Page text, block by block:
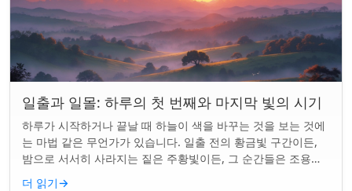
일출과 일몰: 하루의 첫 번째와 마지막 빛의 시기
하루가 시작하거나 끝날 때 하늘이 색을 바꾸는 것을 보는 것에
는 마법 같은 무언가가 있습니다. 일출 전의 황금빛 구간이든,
밤으로 서서히 사라지는 짙은 주황빛이든, 그 순간들은 조용한
경이로움으로 우리의 하루를 시작...
더 읽기→